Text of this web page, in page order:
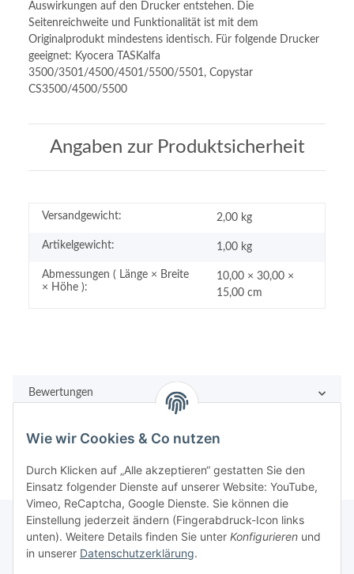
Auswirkungen auf den Drucker entstehen. Die
Seitenreichweite und Funktionalität ist mit dem
Originalprodukt mindestens identisch. Für folgende Drucker
geeignet: Kyocera TASKalfa
3500/3501/4500/4501/5500/5501, Copystar
CS3500/4500/5500
Angaben zur Produktsicherheit
Versandgewicht: 2,00 kg
Artikelgewicht: 1,00 kg
Abmessungen ( Länge × Breite
× Höhe ):
10,00 × 30,00 ×
15,00 cm
Bewertungen
Rechtliches
Wie wir Cookies & Co nutzen
Durch Klicken auf „Alle akzeptieren“ gestatten Sie den
Einsatz folgender Dienste auf unserer Website: YouTube,
Vimeo, ReCaptcha, Google Dienste. Sie können die
Einstellung jederzeit ändern (Fingerabdruck-Icon links
unten). Weitere Details finden Sie unter Konfigurieren und
in unserer Datenschutzerklärung.